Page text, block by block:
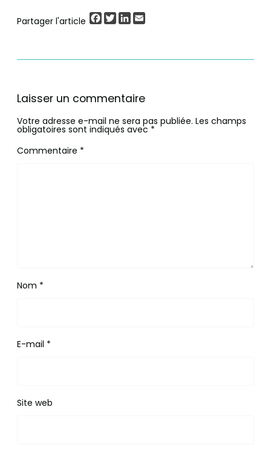
Partager l'article Facebook
TwitterLinkedIn
Laisser un commentaire
Votre adresse e-mail ne sera pas publiée. Les champs
obligatoires sont indiqués avec *
Commentaire *
Nom *
E-mail *
Site web